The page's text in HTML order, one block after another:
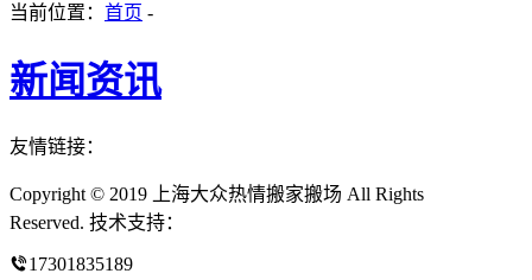
当前位置： 首页 -
新闻资讯
友情链接：
Copyright © 2019 上海大众热情搬家搬场 All Rights
Reserved. 技术支持：
17301835189